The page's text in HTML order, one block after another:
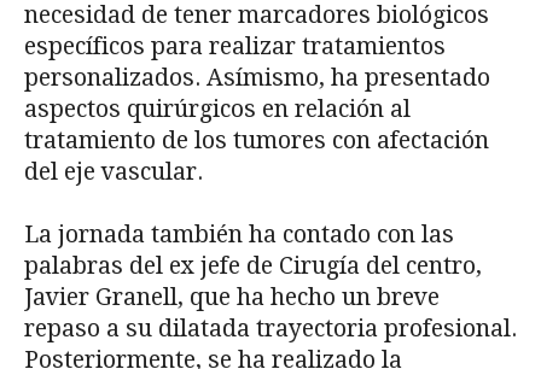
necesidad de tener marcadores biológicos
específicos para realizar tratamientos
personalizados. Asímismo, ha presentado
aspectos quirúrgicos en relación al
tratamiento de los tumores con afectación
del eje vascular.
La jornada también ha contado con las
palabras del ex jefe de Cirugía del centro,
Javier Granell, que ha hecho un breve
repaso a su dilatada trayectoria profesional.
Posteriormente, se ha realizado la